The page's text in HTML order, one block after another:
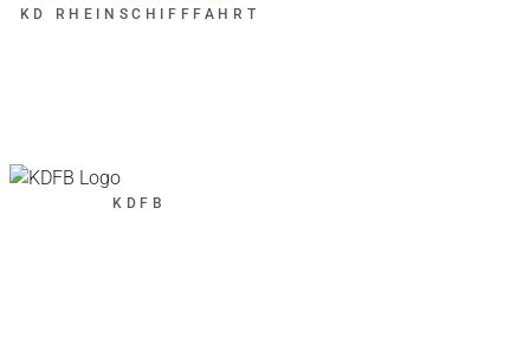
KD RHEINSCHIFFFAHRT
KDFB